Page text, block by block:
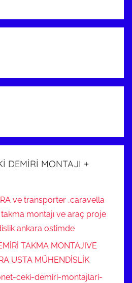
DEMİRİ MONTAJI +
ve transporter ,caravella
montajı ve araç proje
ankara ostimde
TAKMA MONTAJIVE
USTA MÜHENDİSLİK
ceki-demiri-montajlari-